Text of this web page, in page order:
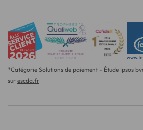
*Catégorie Solutions de paiement - Étude Ipsos
sur escda.fr